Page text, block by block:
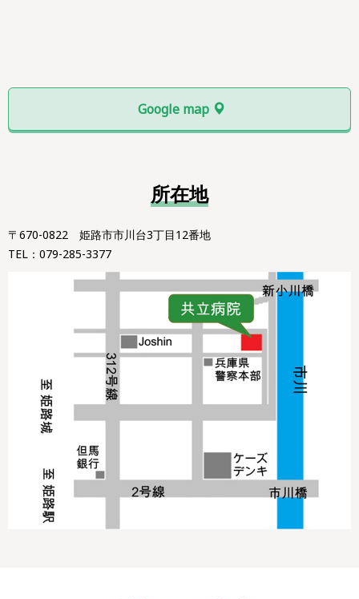
Google map
所在地
〒670-0822 姫路市市川台3丁目12番地
TEL：079-285-3377